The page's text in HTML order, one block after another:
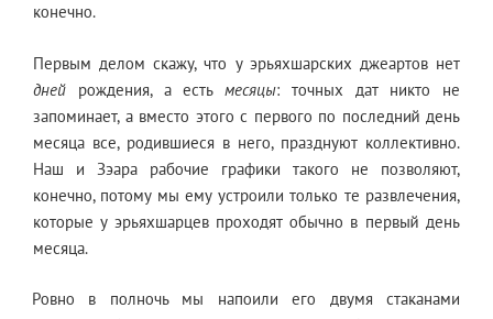
конечно.
Первым делом скажу, что у эрьяхшарских джеартов нет
дней рождения, а есть месяцы: точных дат никто не
запоминает, а вместо этого с первого по последний день
месяца все, родившиеся в него, празднуют коллективно.
Наш и Зэара рабочие графики такого не позволяют,
конечно, потому мы ему устроили только те развлечения,
которые у эрьяхшарцев проходят обычно в первый день
месяца.
Ровно в полночь мы напоили его двумя стаканами